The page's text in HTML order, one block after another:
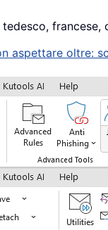
francese,
aspettare oltre: